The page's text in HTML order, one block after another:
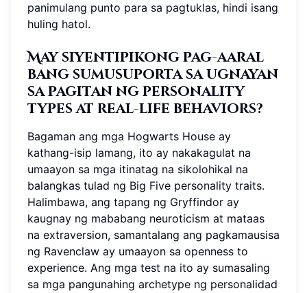
panimulang punto para sa pagtuklas, hindi isang
huling hatol.
May siyentipikong pag-aaral
bang sumusuporta sa ugnayan
sa pagitan ng personality
types at real-life behaviors?
Bagaman ang mga Hogwarts House ay
kathang-isip lamang, ito ay nakakagulat na
umaayon sa mga itinatag na sikolohikal na
balangkas tulad ng Big Five personality traits.
Halimbawa, ang tapang ng Gryffindor ay
kaugnay ng mababang neuroticism at mataas
na extraversion, samantalang ang pagkamausisa
ng Ravenclaw ay umaayon sa openness to
experience. Ang mga test na ito ay sumasaling
sa mga pangunahing archetype ng personalidad